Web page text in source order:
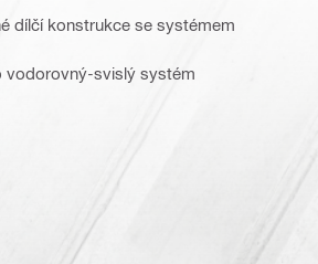
dílčí konstrukce se systémem
vodorovný-svislý systém